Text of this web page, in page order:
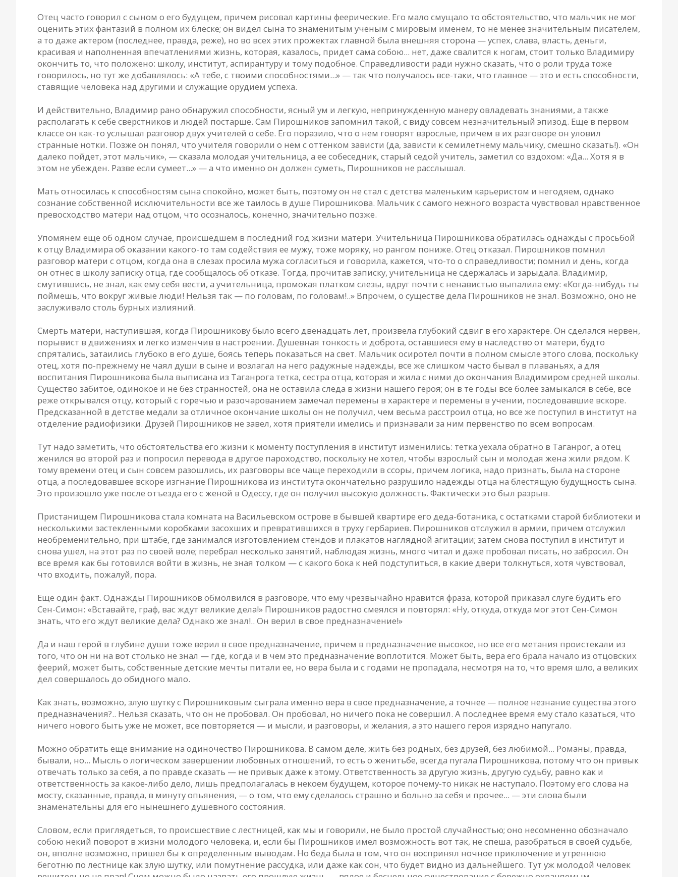
Отец часто говорил с сыном о его будущем, причем рисовал картины феерические. Его мало смущало то обстоятельство, что мальчик не мог
оценить этих фантазий в полном их блеске; он видел сына то знаменитым ученым с мировым именем, то не менее значительным писателем,
а то даже актером (последнее, правда, реже), но во всех этих прожектах главной была внешняя сторона — успех, слава, власть, деньги,
красивая и наполненная впечатлениями жизнь, которая, казалось, придет сама собою... нет, даже свалится к ногам, стоит только Владимиру
окончить то, что положено: школу, институт, аспирантуру и тому подобное. Справедливости ради нужно сказать, что о роли труда тоже
говорилось, но тут же добавлялось: «А тебе, с твоими способностями...» — так что получалось все-таки, что главное — это и есть способности,
ставящие человека над другими и служащие орудием успеха.
И действительно, Владимир рано обнаружил способности, ясный ум и легкую, непринужденную манеру овладевать знаниями, а также
располагать к себе сверстников и людей постарше. Сам Пирошников запомнил такой, с виду совсем незначительный эпизод. Еще в первом
классе он как-то услышал разговор двух учителей о себе. Его поразило, что о нем говорят взрослые, причем в их разговоре он уловил
странные нотки. Позже он понял, что учителя говорили о нем с оттенком зависти (да, зависти к семилетнему мальчику, смешно сказать!). «Он
далеко пойдет, этот мальчик», — сказала молодая учительница, а ее собеседник, старый седой учитель, заметил со вздохом: «Да... Хотя я в
этом не убежден. Разве если сумеет...» — а что именно он должен суметь, Пирошников не расслышал.
Мать относилась к способностям сына спокойно, может быть, поэтому он не стал с детства маленьким карьеристом и негодяем, однако
сознание собственной исключительности все же таилось в душе Пирошникова. Мальчик с самого нежного возраста чувствовал нравственное
превосходство матери над отцом, что осозналось, конечно, значительно позже.
Упомянем еще об одном случае, происшедшем в последний год жизни матери. Учительница Пирошникова обратилась однажды с просьбой
к отцу Владимира об оказании какого-то там содействия ее мужу, тоже моряку, но рангом пониже. Отец отказал. Пирошников помнил
разговор матери с отцом, когда она в слезах просила мужа согласиться и говорила, кажется, что-то о справедливости; помнил и день, когда
он отнес в школу записку отца, где сообщалось об отказе. Тогда, прочитав записку, учительница не сдержалась и зарыдала. Владимир,
смутившись, не знал, как ему себя вести, а учительница, промокая платком слезы, вдруг почти с ненавистью выпалила ему: «Когда-нибудь ты
поймешь, что вокруг живые люди! Нельзя так — по головам, по головам!..» Впрочем, о существе дела Пирошников не знал. Возможно, оно не
заслуживало столь бурных излияний.
Смерть матери, наступившая, когда Пирошникову было всего двенадцать лет, произвела глубокий сдвиг в его характере. Он сделался нервен,
порывист в движениях и легко изменчив в настроении. Душевная тонкость и доброта, оставшиеся ему в наследство от матери, будто
спрятались, затаились глубоко в его душе, боясь теперь показаться на свет. Мальчик осиротел почти в полном смысле этого слова, поскольку
отец, хотя по-прежнему не чаял души в сыне и возлагал на него радужные надежды, все же слишком часто бывал в плаваньях, а для
воспитания Пирошникова была выписана из Таганрога тетка, сестра отца, которая и жила с ними до окончания Владимиром средней школы.
Существо забитое, одинокое и не без странностей, она не оставила следа в жизни нашего героя; он в те годы все более замыкался в себе, все
реже открывался отцу, который с горечью и разочарованием замечал перемены в характере и перемены в учении, последовавшие вскоре.
Предсказанной в детстве медали за отличное окончание школы он не получил, чем весьма расстроил отца, но все же поступил в институт на
отделение радиофизики. Друзей Пирошников не завел, хотя приятели имелись и признавали за ним первенство по всем вопросам.
Тут надо заметить, что обстоятельства его жизни к моменту поступления в институт изменились: тетка уехала обратно в Таганрог, а отец
женился во второй раз и попросил перевода в другое пароходство, поскольку не хотел, чтобы взрослый сын и молодая жена жили рядом. К
тому времени отец и сын совсем разошлись, их разговоры все чаще переходили в ссоры, причем логика, надо признать, была на стороне
отца, а последовавшее вскоре изгнание Пирошникова из института окончательно разрушило надежды отца на блестящую будущность сына.
Это произошло уже после отъезда его с женой в Одессу, где он получил высокую должность. Фактически это был разрыв.
Пристанищем Пирошникова стала комната на Васильевском острове в бывшей квартире его деда-ботаника, с остатками старой библиотеки и
несколькими застекленными коробками засохших и превратившихся в труху гербариев. Пирошников отслужил в армии, причем отслужил
необременительно, при штабе, где занимался изготовлением стендов и плакатов наглядной агитации; затем снова поступил в институт и
снова ушел, на этот раз по своей воле; перебрал несколько занятий, наблюдая жизнь, много читал и даже пробовал писать, но забросил. Он
все время как бы готовился войти в жизнь, не зная толком — с какого бока к ней подступиться, в какие двери толкнуться, хотя чувствовал,
что входить, пожалуй, пора.
Еще один факт. Однажды Пирошников обмолвился в разговоре, что ему чрезвычайно нравится фраза, которой приказал слуге будить его
Сен-Симон: «Вставайте, граф, вас ждут великие дела!» Пирошников радостно смеялся и повторял: «Ну, откуда, откуда мог этот Сен-Симон
знать, что его ждут великие дела? Однако же знал!.. Он верил в свое предназначение!»
Да и наш герой в глубине души тоже верил в свое предназначение, причем в предназначение высокое, но все его метания проистекали из
того, что он ни на вот столько не знал — где, когда и в чем это предназначение воплотится. Может быть, вера его брала начало из отцовских
феерий, может быть, собственные детские мечты питали ее, но вера была и с годами не пропадала, несмотря на то, что время шло, а великих
дел совершалось до обидного мало.
Как знать, возможно, злую шутку с Пирошниковым сыграла именно вера в свое предназначение, а точнее — полное незнание существа этого
предназначения?.. Нельзя сказать, что он не пробовал. Он пробовал, но ничего пока не совершил. А последнее время ему стало казаться, что
ничего нового быть уже не может, все повторяется — и мысли, и разговоры, и желания, а это нашего героя изрядно напугало.
Можно обратить еще внимание на одиночество Пирошникова. В самом деле, жить без родных, без друзей, без любимой... Романы, правда,
бывали, но... Мысль о логическом завершении любовных отношений, то есть о женитьбе, всегда пугала Пирошникова, потому что он привык
отвечать только за себя, а по правде сказать — не привык даже к этому. Ответственность за другую жизнь, другую судьбу, равно как и
ответственность за какое-либо дело, лишь предполагалась в некоем будущем, которое почему-то никак не наступало. Поэтому его слова на
мосту, сказанные, правда, в минуту опьянения, — о том, что ему сделалось страшно и больно за себя и прочее... — эти слова были
знаменательны для его нынешнего душевного состояния.
Словом, если приглядеться, то происшествие с лестницей, как мы и говорили, не было простой случайностью; оно несомненно обозначало
собою некий поворот в жизни молодого человека, и, если бы Пирошников имел возможность вот так, не спеша, разобраться в своей судьбе,
он, вполне возможно, пришел бы к определенным выводам. Но беда была в том, что он воспринял ночное приключение и утреннюю
беготню по лестнице как злую шутку, или помутнение рассудка, или даже как сон, что будет видно из дальнейшего. Тут уж молодой человек